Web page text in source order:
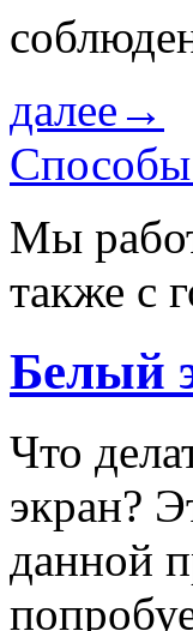
далее→
Мы
также с
Белый
Что
экран?
данной